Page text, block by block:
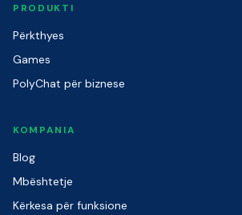
PRODUKTI
Përkthyes
Games
PolyChat për biznese
KOMPANIA
Blog
Mbështetje
Kërkesa për funksione